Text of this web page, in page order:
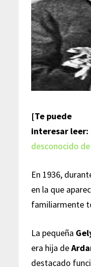
[Te puede
interesar leer:
desconocido
En 1936,
en la que
familiarmente
La pequeña
era hija de
destacado